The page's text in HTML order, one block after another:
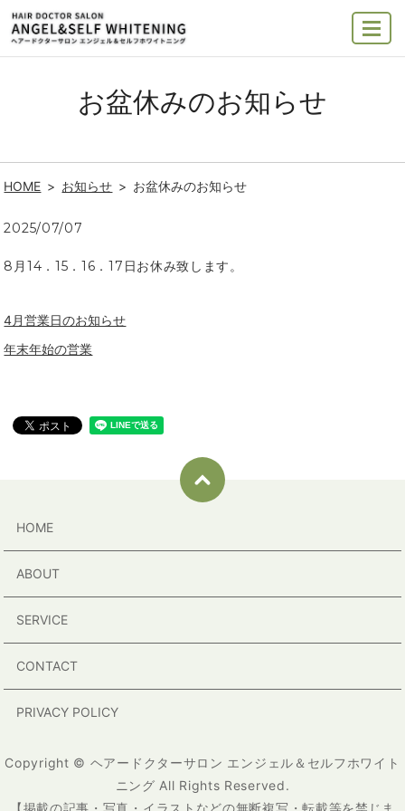
MENU
お盆休みのお知らせ
HOME お知らせ お盆休みのお知らせ
2025/07/07
8月14．15．16．17日お休み致します。
4月営業日のお知らせ
年末年始の営業
HOME
ABOUT
SERVICE
CONTACT
PRIVACY POLICY
Copyright © ヘアードクターサロン エンジェル＆セルフホワイト
ニング All Rights Reserved.
【掲載の記事・写真・イラストなどの無断複写・転載等を禁じま